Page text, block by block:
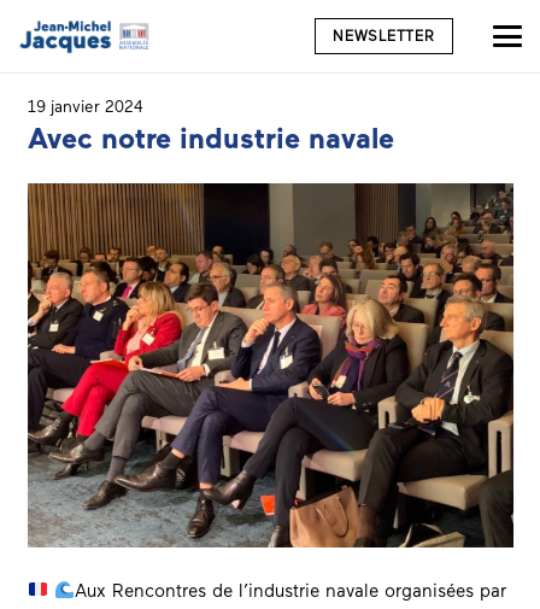
NEWSLETTER
19 janvier 2024
Avec notre industrie navale
Aux Rencontres de l’industrie navale organisées par